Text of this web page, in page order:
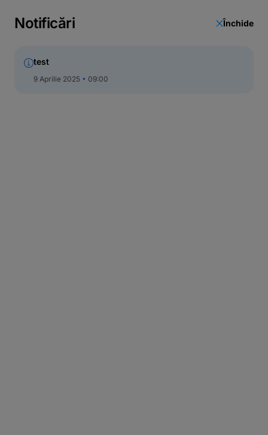
Notificări Închide
test
9 Aprilie 2025 09:00